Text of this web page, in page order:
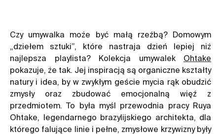
Czy umywalka może być małą rzeźbą? Domowym
„dziełem sztuki”, które nastraja dzień lepiej niż
najlepsza playlista? Kolekcja umywalek Ohtake
pokazuje, że tak. Jej inspiracją są organiczne kształty
natury i idea, by w zwykłym geście mycia rąk obudzić
zmysły oraz zbudować emocjonalną więź z
przedmiotem. To była myśl przewodnia pracy Ruya
Ohtake, legendarnego brazylijskiego architekta, dla
którego falujące linie i pełne, zmysłowe krzywizny były